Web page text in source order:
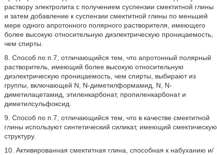
раствору электролита с получением суспензии смектитной глины
и затем добавление к суспензии смектитной глины по меньшей
мере одного апротонного полярного растворителя, имеющего
более высокую относительную диэлектрическую проницаемость,
чем спирты.
8. Способ по п.7, отличающийся тем, что апротонный полярный
растворитель, имеющий более высокую относительную
диэлектрическую проницаемость, чем спирты, выбирают из
группы, включающей N, N-диметилформамид, N, N-
диметилацетамид, этиленкарбонат, пропиленкарбонат и
диметилсульфоксид.
9. Способ по п.7, отличающийся тем, что в качестве смектитной
глины используют синтетический силикат, имеющий смектическую
структуру.
10. Активированная смектитная глина, способная к набуханию и/